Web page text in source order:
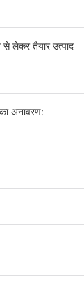
से लेकर तैयार उत्पाद
अनावरण: